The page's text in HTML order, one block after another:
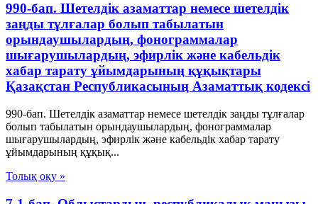
990-бап. Шетелдiк азаматтар немесе шетелдiк
заңды тұлғалар болып табылатын
орындаушылардың, фонограммалар
шығарушылардың, эфирлiк және кабельдік
хабар тарату ұйымдарының құқықтары
Қазақстан Республикасының Азаматтық кодексi
990-бап. Шетелдiк азаматтар немесе шетелдiк заңды тұлғалар
болып табылатын орындаушылардың, фонограммалар
шығарушылардың, эфирлiк және кабельдік хабар тарату
ұйымдарының құқық...
Толық оқу »